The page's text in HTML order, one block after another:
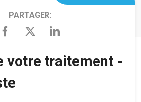
PARTAGER:
votre traitement -